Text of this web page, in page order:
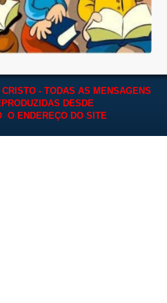
- TODAS AS MENSAGENS
DESDE
O ENDEREÇO DO SITE